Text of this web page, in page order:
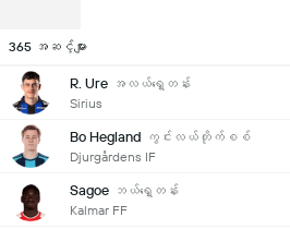
365 အဆင့်များ
R. Ure အလယ်ရှေ့တန်း
Sirius
Bo Hegland ကွင်းလယ်တိုက်စစ်
Djurgårdens IF
Sagoe ဘယ်ရှေ့တန်း
Kalmar FF